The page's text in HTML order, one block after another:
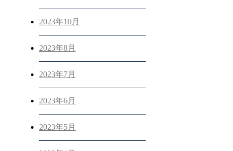
2023年10月
2023年8月
2023年7月
2023年6月
2023年5月